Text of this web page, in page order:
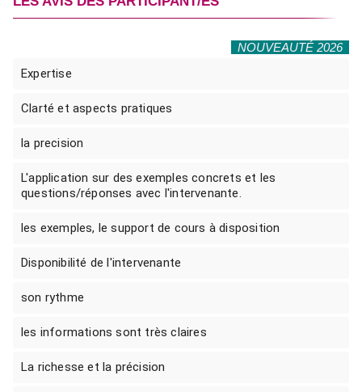
NOUVEAUTÉ 2026
Expertise
Clarté et aspects pratiques
la precision
L'application sur des exemples concrets et les
questions/réponses avec l'intervenante.
les exemples, le support de cours à disposition
Disponibilité de l'intervenante
son rythme
les informations sont très claires
La richesse et la précision